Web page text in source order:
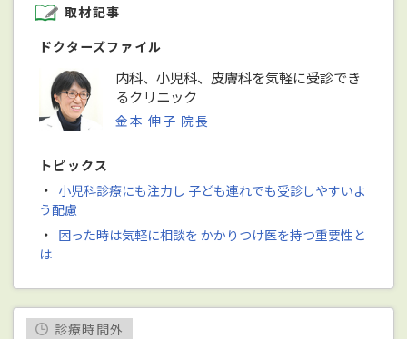
取材記事
ドクターズファイル
内科、小児科、皮膚科を気軽に受診でき
るクリニック
金本 伸子 院長
トピックス
・ 小児科診療にも注力し 子ども連れでも受診しやすいよ
う配慮
・ 困った時は気軽に相談を かかりつけ医を持つ重要性と
は
診療時間外